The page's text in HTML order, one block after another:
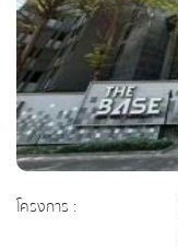
โครงการ :